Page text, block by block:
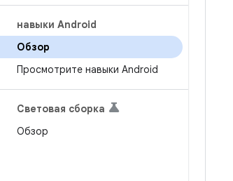
навыки Android
Обзор
Просмотрите навыки Android
Световая сборка
Обзор